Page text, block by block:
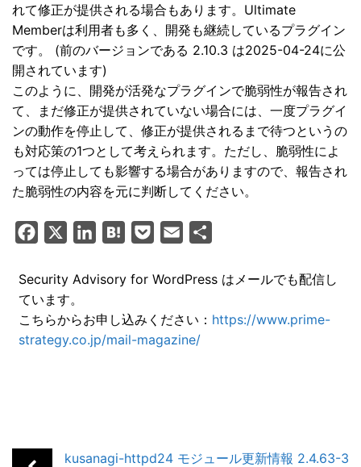
れて修正が提供される場合もあります。Ultimate
Memberは利用者も多く、開発も継続しているプラグイン
です。 (前のバージョンである 2.10.3 は2025-04-24に公
開されています)
このように、開発が活発なプラグインで脆弱性が報告され
て、まだ修正が提供されていない場合には、一度プラグイ
ンの動作を停止して、修正が提供されるまで待つというの
も対応策の1つとして考えられます。ただし、脆弱性によ
っては停止しても影響する場合がありますので、報告され
た脆弱性の内容を元に判断してください。
c
e
b
o
n
e
d
t
n
a
c
e
t
a
l
Security Advisory for WordPress はメールでも配信し
ています。
こちらからお申し込みください： https://www.prime-
strategy.co.jp/mail-magazine/
kusanagi-httpd24 モジュール更新情報 2.4.63-3